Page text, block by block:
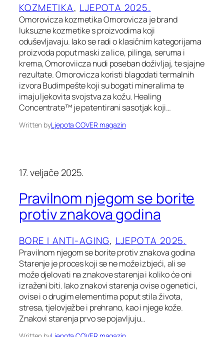
KOZMETIKA, LJEPOTA 2025.
Omorovicza kozmetika Omorovicza je brand
luksuzne kozmetike s proizvodima koji
oduševljavaju. Iako se radi o klasičnim kategorijama
proizvoda poput maski za lice, pilinga, seruma i
krema, Omoroviicza nudi poseban doživljaj, te sjajne
rezultate. Omorovicza koristi blagodati termalnih
izvora Budimpešte koji su bogati mineralima te
imaju ljekovita svojstva za kožu. Healing
Concentrate™ je patentirani sasotjak koji…
Written byLjepota COVER magazin
17. veljače 2025.
Pravilnom njegom se borite
protiv znakova godina
BORE I ANTI-AGING, LJEPOTA 2025.
Pravilnom njegom se borite protiv znakova godina
Starenje je proces koji se ne može izbjeći, ali se
može djelovati na znakove starenja i koliko će oni
izraženi biti. Iako znakovi starenja ovise o genetici,
ovise i o drugim elementima poput stila života,
stresa, tjelovježbe i prehrano, kao i njege kože.
Znakovi starenja prvo se pojavljuju…